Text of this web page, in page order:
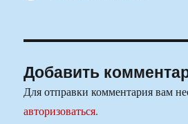
Добавить
Для отправки комментария вам
авторизоваться.